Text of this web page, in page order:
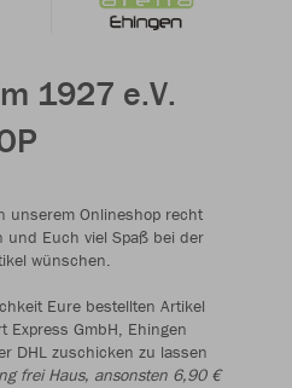
1927 e.V.
unserem Onlineshop recht
und Euch viel Spaß bei der
wünschen.
Eure bestellten Artikel
Express GmbH, Ehingen
DHL zuschicken zu lassen
frei Haus, ansonsten 6,90 €